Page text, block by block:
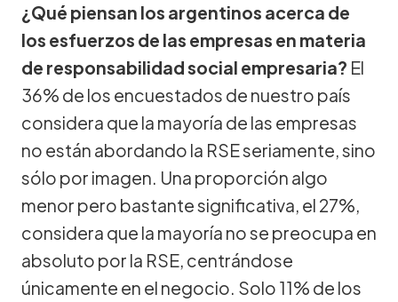
¿Qué piensan los argentinos acerca de
los esfuerzos de las empresas en materia
de responsabilidad social empresaria? El
36% de los encuestados de nuestro país
considera que la mayoría de las empresas
no están abordando la RSE seriamente, sino
sólo por imagen. Una proporción algo
menor pero bastante significativa, el 27%,
considera que la mayoría no se preocupa en
absoluto por la RSE, centrándose
únicamente en el negocio. Solo 11% de los